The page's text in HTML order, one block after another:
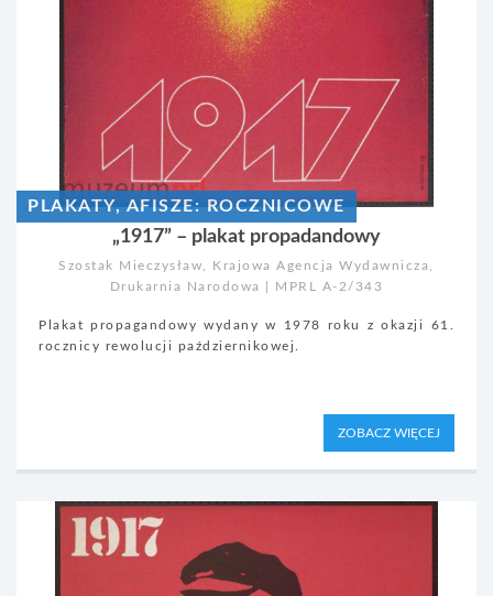
PLAKATY, AFISZE: ROCZNICOWE
„1917” – plakat propadandowy
Szostak Mieczysław, Krajowa Agencja Wydawnicza,
Drukarnia Narodowa | MPRL A-2/343
Plakat propagandowy wydany w 1978 roku z okazji 61.
rocznicy rewolucji październikowej.
ZOBACZ WIĘCEJ